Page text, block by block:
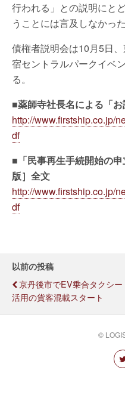
行われる」との説明にと
うことには言及しなかった
債権者説明会は10月5日
宿セントラルパークイベ
る。
■薬師寺社長名による「
http://www.firstship.co.jp/
df
■「民事再生手続開始の
版］全文
http://www.firstship.co.jp/
df
以前の投稿
京丹後市でEV乗合タクシー
活用の貨客混載スタート
©